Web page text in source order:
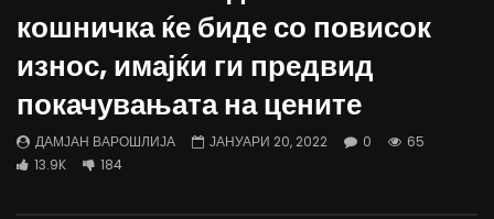
Д-р Беговиќ: Обуката на лекарите
трае предолго за да дозволиме лесно
ДАМЈАН ВАРОШЛИЈА
ЈУНИ 30, 2022
0
2.6K
флексибилна држава
ДАМЈАН ВАРОШЛИЈА
ЈУНИ 30, 2022
кошничка ќе биде со повисок
износ, имајќи ги предвид
покачувањата на цените
ДАМЈАН ВАРОШЛИЈА ЈАНУАРИ 20, 2022 0
65
13.9K
184